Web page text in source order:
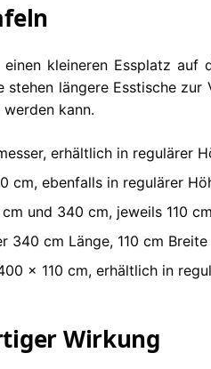
kleineren Essplatz
längere Esstische
kann.
erhältlich in regulärer
ebenfalls in regulärer
und 340 cm, jeweils 110
cm Länge, 110 cm
x 110 cm, erhältlich in
Wirkung